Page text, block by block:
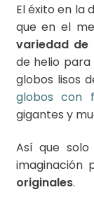
El éxito en la
que en el
variedad de
de helio
globos lisos
globos con
gigantes y
Así que
imaginación
originales.